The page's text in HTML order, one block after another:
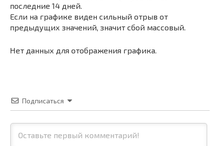
последние 14 дней.
Если на графике виден сильный отрыв от
предыдущих значений, значит сбой массовый.
Нет данных для отображения графика.
Подписаться